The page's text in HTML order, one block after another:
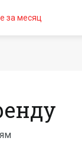
за месяц